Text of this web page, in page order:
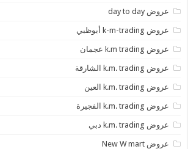
عروض day to day
عروض k-m-trading أبوظبي
عروض k.m trading عجمان
عروض k.m. trading الشارقة
عروض k.m. trading العين
عروض k.m. trading الفجيرة
عروض k.m. trading دبي
عروض New W mart